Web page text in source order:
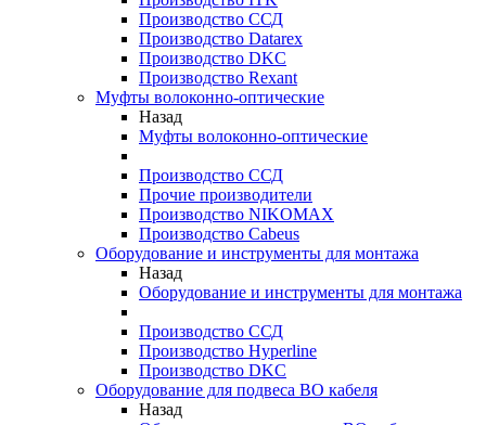
Производство ССД
Производство Datarex
Производство DKC
Производство Rexant
Муфты волоконно-оптические
Назад
Муфты волоконно-оптические
Производство ССД
Прочие производители
Производство NIKOMAX
Производство Cabeus
Оборудование и инструменты для монтажа
Назад
Оборудование и инструменты для монтажа
Производство ССД
Производство Hyperline
Производство DKC
Оборудование для подвеса ВО кабеля
Назад